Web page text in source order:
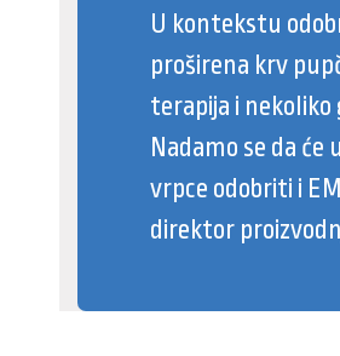
U kontekstu
proširena krv
terapija i nekoliko
Nadamo se da
vrpce odobriti i
direktor